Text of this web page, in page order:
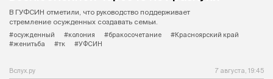
В ГУФСИН отметили, что руководство поддерживает
стремление осужденных создавать семьи.
#осужденный
#колония #бракосочетание
#Красноярский край
#женитьба
#тк #УФСИН
Вслух.ру 7 августа, 19:45